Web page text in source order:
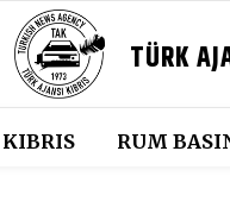
TÜRK
KIBRIS RUM